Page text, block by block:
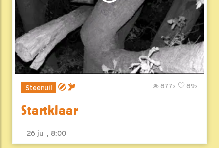
Steenuil 89x
877x
Startklaar
26 jul , 8:00